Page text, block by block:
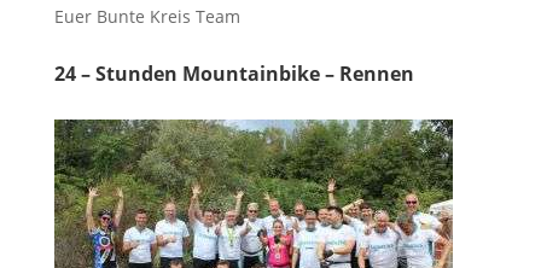
Euer Bunte Kreis Team
24 – Stunden Mountainbike – Rennen